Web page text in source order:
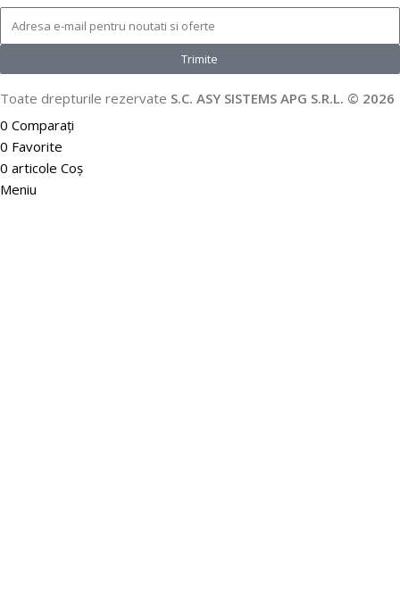
Trimite
Toate drepturile rezervate S.C. ASY SISTEMS APG S.R.L. © 2026
0 Comparați
0 Favorite
0 articole Coș
Meniu